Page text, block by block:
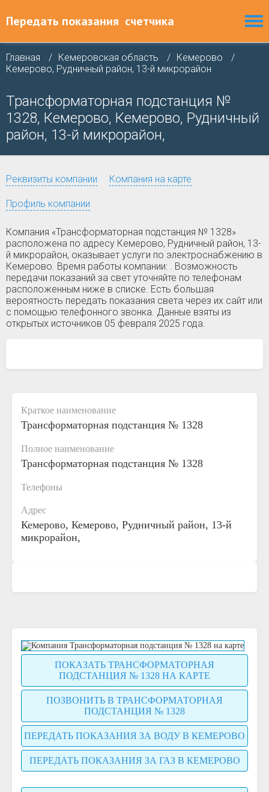
Передать показания счетчика
Главная Кемеровская область
Кемерово
Кемерово, Рудничный район, 13-й микрорайон
Трансформаторная подстанция №
1328, Кемерово, Кемерово, Рудничный
район, 13-й микрорайон,
Реквизиты компании Компания на карте
Профиль компании
Компания «Трансформаторная подстанция № 1328»
расположена по адресу Кемерово, Рудничный район, 13-
й микрорайон, оказывает услуги по электроснабжению в
Кемерово. Время работы компании: . Возможность
передачи показаний за свет уточняйте по телефонам
расположенным ниже в списке. Есть большая
вероятность передать показания света через их сайт или
с помощью телефонного звонка. Данные взяты из
открытых источников 05 февраля 2025 года.
Краткое наименование
Трансформаторная подстанция № 1328
Полное наименование
Трансформаторная подстанция № 1328
Телефоны
Адрес
Кемерово, Кемерово, Рудничный район, 13-й
микрорайон,
ПОКАЗАТЬ ТРАНСФОРМАТОРНАЯ
ПОДСТАНЦИЯ № 1328 НА КАРТЕ
ПОЗВОНИТЬ В ТРАНСФОРМАТОРНАЯ
ПОДСТАНЦИЯ № 1328
ПЕРЕДАТЬ ПОКАЗАНИЯ ЗА ВОДУ В КЕМЕРОВО
ПЕРЕДАТЬ ПОКАЗАНИЯ ЗА ГАЗ В КЕМЕРОВО